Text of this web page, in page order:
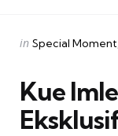
Categories
Posted
in Special Moment
Kue